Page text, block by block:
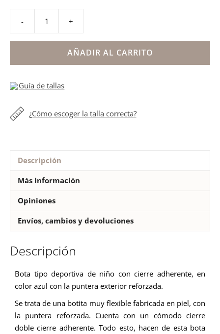
-
Biomecanics
azul
niño
+
AÑADIR AL CARRITO
Guía de tallas
¿Cómo escoger la talla correcta?
Descripción
Más información
Opiniones
Envíos, cambios y devoluciones
Descripción
Bota tipo deportiva de niño con cierre adherente, en
color azul con la puntera exterior reforzada.
Se trata de una botita muy flexible fabricada en piel, con
la puntera reforzada. Cuenta con un cómodo cierre
doble cierre adherente. Todo esto, hacen de esta bota